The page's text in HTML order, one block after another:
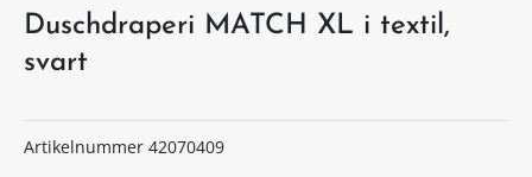
Duschdraperi MATCH XL i textil,
svart
Artikelnummer 42070409